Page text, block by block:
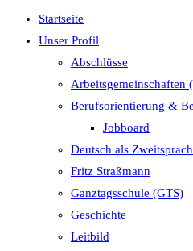
Startseite
Unser Profil
Abschlüsse
Arbeitsgemeinschaften
Berufsorientierung &
Jobboard
Deutsch als
Fritz Straßmann
Ganztagsschule (GTS)
Geschichte
Leitbild